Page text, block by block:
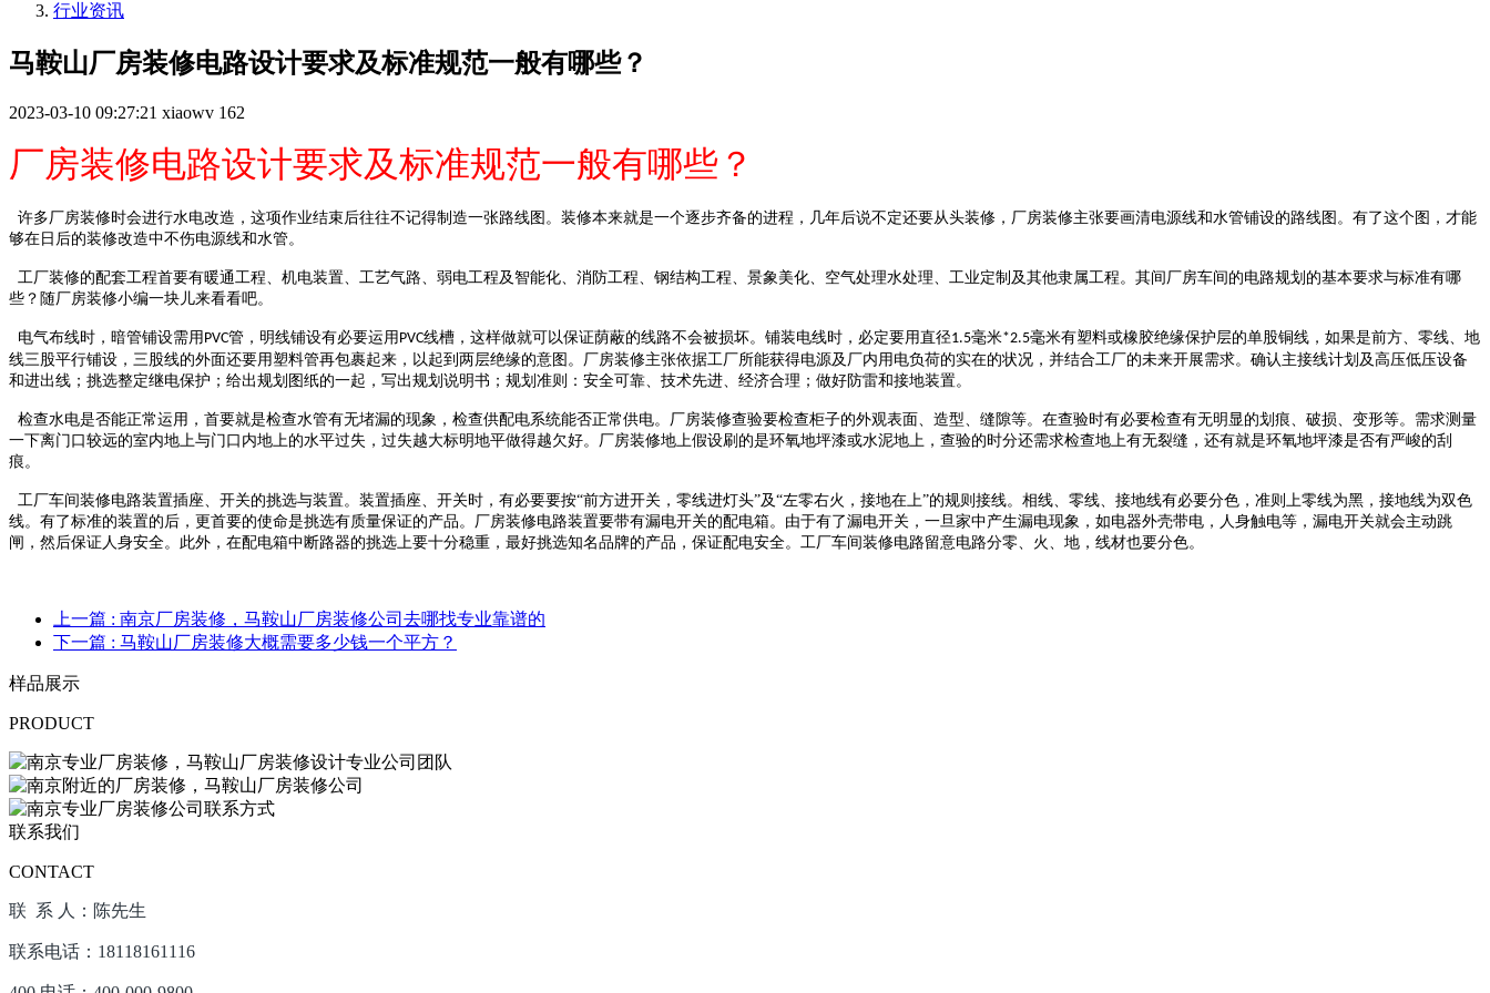
行业资讯
马鞍山厂房装修电路设计要求及标准规范一般有哪些？
2023-03-10 09:27:21 xiaowv 162
厂房装修电路设计要求及标准规范一般有哪些？
许多厂房装修时会进行水电改造，这项作业结束后往往不记得制造一张路线图。装修本来就是一个逐步齐备的进程，几年后说不定还要从头装修，厂房装修主张要画清电源线和水管铺设的路线图。有了这个图，才能
够在日后的装修改造中不伤电源线和水管。
工厂装修的配套工程首要有暖通工程、机电装置、工艺气路、弱电工程及智能化、消防工程、钢结构工程、景象美化、空气处理水处理、工业定制及其他隶属工程。其间厂房车间的电路规划的基本要求与标准有哪
些？随厂房装修小编一块儿来看看吧。
电气布线时，暗管铺设需用 PVC管，明线铺设有必要运用 PVC线槽，这样做就可以保证荫蔽的线路不会被损坏。铺装电线时，必定要用直径1.5毫米*2.5毫米有塑料或橡胶绝缘保护层的单股铜线，如果是前方、零线、地
线三股平行铺设，三股线的外面还要用塑料管再包裹起来，以起到两层绝缘的意图。厂房装修主张依据工厂所能获得电源及厂内用电负荷的实在的状况，并结合工厂的未来开展需求。确认主接线计划及高压低压设备
和进出线；挑选整定继电保护；给出规划图纸的一起，写出规划说明书；规划准则：安全可靠、技术先进、经济合理；做好防雷和接地装置。
检查水电是否能正常运用，首要就是检查水管有无堵漏的现象，检查供配电系统能否正常供电。厂房装修查验要检查柜子的外观表面、造型、缝隙等。在查验时有必要检查有无明显的划痕、破损、变形等。需求测量
一下离门口较远的室内地上与门口内地上的水平过失，过失越大标明地平做得越欠好。厂房装修地上假设刷的是环氧地坪漆或水泥地上，查验的时分还需求检查地上有无裂缝，还有就是环氧地坪漆是否有严峻的刮
痕。
工厂车间装修电路装置插座、开关的挑选与装置。装置插座、开关时，有必要要按“前方进开关，零线进灯头”及“左零右火，接地在上”的规则接线。相线、零线、接地线有必要分色，准则上零线为黑，接地线为双色
线。有了标准的装置的后，更首要的使命是挑选有质量保证的产品。厂房装修电路装置要带有漏电开关的配电箱。由于有了漏电开关，一旦家中产生漏电现象，如电器外壳带电，人身触电等，漏电开关就会主动跳
闸，然后保证人身安全。此外，在配电箱中断路器的挑选上要十分稳重，最好挑选知名品牌的产品，保证配电安全。工厂车间装修电路留意电路分零、火、地，线材也要分色。
上一篇 : 南京厂房装修，马鞍山厂房装修公司去哪找专业靠谱的
下一篇 : 马鞍山厂房装修大概需要多少钱一个平方？
样品展示
PRODUCT
联系我们
CONTACT
联 系 人：陈先生
联系电话：18118161116